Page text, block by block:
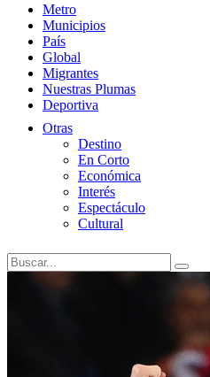
Metro
Municipios
País
Global
Migrantes
Nuestras Plumas
Deportiva
Otras
Destino
En Corto
Económica
Interés
Espectáculo
Cultural